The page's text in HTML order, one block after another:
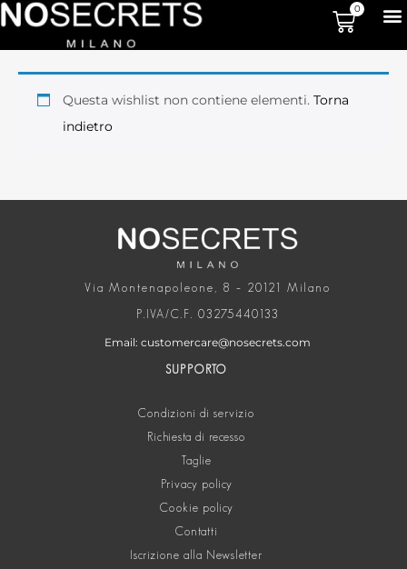
0
Questa wishlist non contiene elementi. Torna
indietro
Via Montenapoleone, 8 – 20121 Milano
P.IVA/C.F. 03275440133
Email: customercare@nosecrets.com
SUPPORTO
Condizioni di servizio
Richiesta di recesso
Taglie
Privacy policy
Cookie policy
Contatti
Iscrizione alla Newsletter